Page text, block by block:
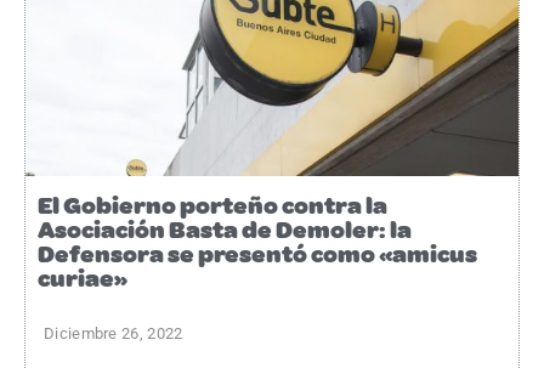
El Gobierno porteño contra la
Asociación Basta de Demoler: la
Defensora se presentó como «amicus
curiae»
Diciembre 26, 2022